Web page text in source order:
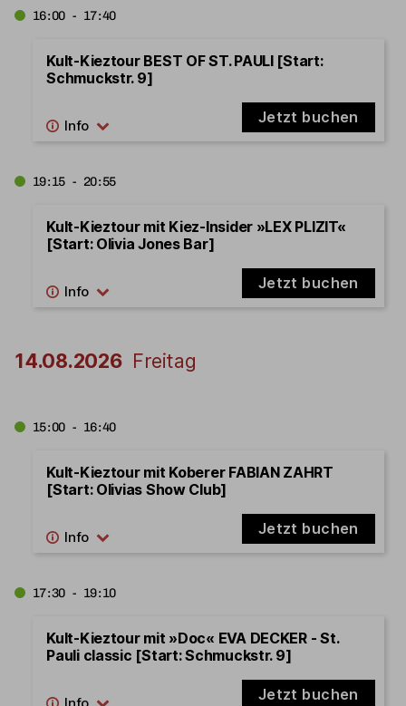
16:00 - 17:40
Kult-Kieztour BEST OF ST. PAULI [Start:
Schmuckstr. 9]
Jetzt buchen
19:15 - 20:55
Kult-Kieztour mit Kiez-Insider »LEX PLIZIT«
[Start: Olivia Jones Bar]
Jetzt buchen
14.08.2026 Freitag
15:00 - 16:40
Kult-Kieztour mit Koberer FABIAN ZAHRT
[Start: Olivias Show Club]
Jetzt buchen
17:30 - 19:10
Kult-Kieztour mit »Doc« EVA DECKER - St.
Pauli classic [Start: Schmuckstr. 9]
Jetzt buchen